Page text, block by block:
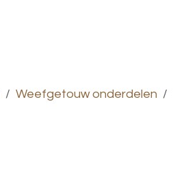
Weefgetouw onderdelen